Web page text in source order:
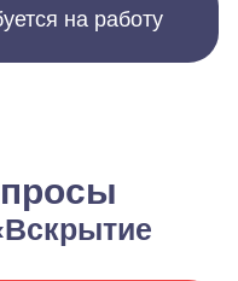
на работу